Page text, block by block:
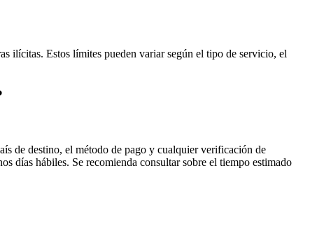
ilícitas. Estos límites pueden variar según el tipo de servicio, el
de destino, el método de pago y cualquier verificación de
días hábiles. Se recomienda consultar sobre el tiempo estimado